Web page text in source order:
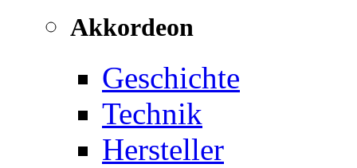
Akkordeon
Geschichte
Technik
Hersteller